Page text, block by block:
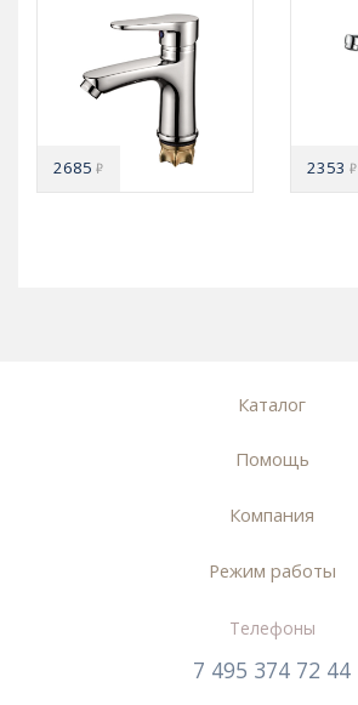
2685₽ 2353₽
Каталог
Помощь
Компания
Режим работы
Телефоны
7 495 374 72 44